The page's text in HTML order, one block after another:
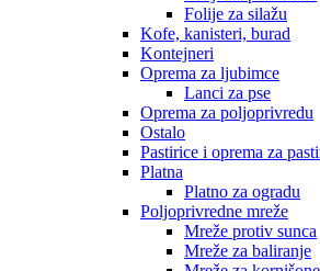
Folije za silažu
Kofe, kanisteri, burad
Kontejneri
Oprema za ljubimce
Lanci za pse
Oprema za poljoprivredu
Ostalo
Pastirice i oprema za
Platna
Platno za ogradu
Poljoprivredne mreže
Mreže protiv sunca
Mreže za baliranje